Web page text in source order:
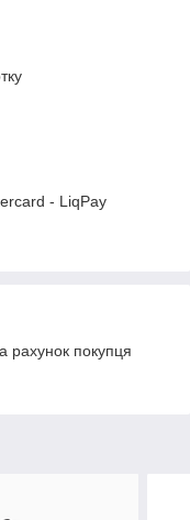
- LiqPay
рахунок покупця